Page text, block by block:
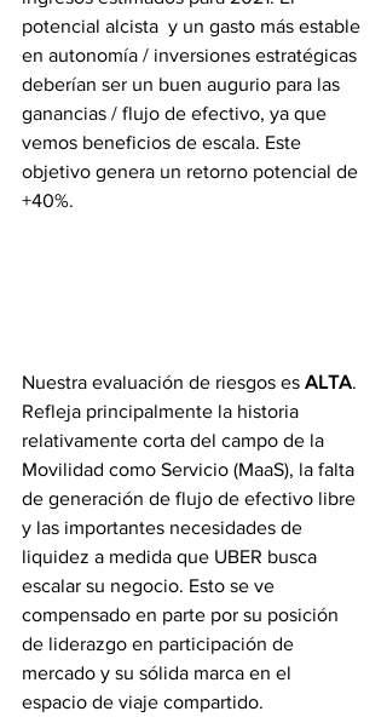
potencial alcista  y un gasto más estable
en autonomía / inversiones estratégicas
deberían ser un buen augurio para las
ganancias / flujo de efectivo, ya que
vemos beneficios de escala. Este
objetivo genera un retorno potencial de
+40%.
Nuestra evaluación de riesgos es ALTA.
Refleja principalmente la historia
relativamente corta del campo de la
Movilidad como Servicio (MaaS), la falta
de generación de flujo de efectivo libre
y las importantes necesidades de
liquidez a medida que UBER busca
escalar su negocio. Esto se ve
compensado en parte por su posición
de liderazgo en participación de
mercado y su sólida marca en el
espacio de viaje compartido.